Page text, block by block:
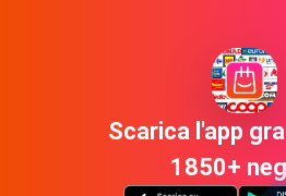
Scarica l'app
1850+